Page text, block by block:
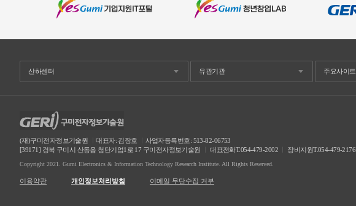
(재)구미전자정보기술원 ㅣ대표자: 김장호
사업자등록번호: 513-82-06753
[39171] 경북 구미시 산동읍 첨단기업1로 17 구미전자정보기술원
대표전화T.054-479-2002 장비지원T.054-479-2176
Copyright 2021. Gumi Electronics & Information Technology Research Institute. All Rights Reserved.
이용약관 개인정보처리방침 이메일 무단수집 거부